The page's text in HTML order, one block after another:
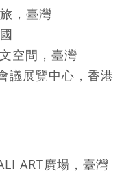
，臺灣
間，臺灣
展覽中心，香港
社 ，澳門
ART廣場，臺灣